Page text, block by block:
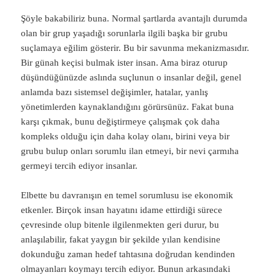
Şöyle bakabiliriz buna. Normal şartlarda avantajlı durumda
olan bir grup yaşadığı sorunlarla ilgili başka bir grubu
suçlamaya eğilim gösterir. Bu bir savunma mekanizmasıdır.
Bir günah keçisi bulmak ister insan. Ama biraz oturup
düşündüğünüzde aslında suçlunun o insanlar değil, genel
anlamda bazı sistemsel değişimler, hatalar, yanlış
yönetimlerden kaynaklandığını görürsünüz. Fakat buna
karşı çıkmak, bunu değiştirmeye çalışmak çok daha
kompleks olduğu için daha kolay olanı, birini veya bir
grubu bulup onları sorumlu ilan etmeyi, bir nevi çarmıha
germeyi tercih ediyor insanlar.
Elbette bu davranışın en temel sorumlusu ise ekonomik
etkenler. Birçok insan hayatını idame ettirdiği sürece
çevresinde olup bitenle ilgilenmekten geri durur, bu
anlaşılabilir, fakat yaygın bir şekilde yılan kendisine
dokunduğu zaman hedef tahtasına doğrudan kendinden
olmayanları koymayı tercih ediyor. Bunun arkasındaki